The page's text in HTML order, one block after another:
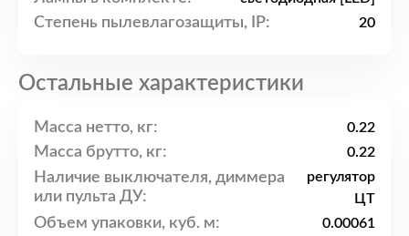
Степень пылевлагозащиты, IP: 20
Остальные характеристики
Масса нетто, кг: 0.22
Масса брутто, кг: 0.22
Наличие выключателя, диммера
или пульта ДУ:
регулятор
ЦТ
Объем упаковки, куб. м: 0.00061